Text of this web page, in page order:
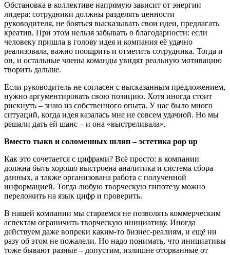
Обстановка в коллективе напрямую зависит от энергии
лидера: сотрудники должны разделять ценности
руководителя, не бояться высказывать свои идеи, предлагать
креатив. При этом нельзя забывать о благодарности: если
человеку пришла в голову идея и компания её удачно
реализовала, важно поощрить и отметить сотрудника. Тогда и
он, и остальные члены команды увидят реальную мотивацию
творить дальше.
Если руководитель не согласен с высказанным предложением,
нужно аргументировать свою позицию. Хотя иногда стоит
рискнуть – знаю из собственного опыта. У нас было много
ситуаций, когда идея казалась мне не совсем удачной. Но мы
решали дать ей шанс – и она «выстреливала».
Вместо тыкв и соломенных шляп – эстетика pop up
Как это сочетается с цифрами? Всё просто: в компании
должна быть хорошо выстроена аналитика и система сбора
данных, а также организована работа с полученной
информацией. Тогда любую творческую гипотезу можно
переложить на язык цифр и проверить.
В нашей компании мы стараемся не позволять коммерческим
аспектам ограничить творческую инициативу. Иногда
действуем даже вопреки каким-то бизнес-реалиям, и ещё ни
разу об этом не пожалели. Но надо понимать, что инициативы
тоже бывают разные – допустим, излишне оторванные от